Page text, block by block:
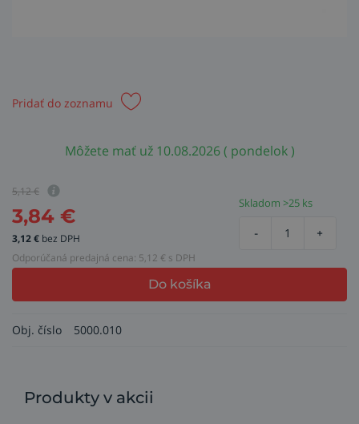
Pridať do zoznamu
Môžete mať už 10.08.2026 ( pondelok )
5,12€
3,84 €
3,12€ bez DPH
Odporúčaná predajná cena: 5,12 € s DPH
Skladom >25 ks
- +
Do košíka
Obj. číslo 5000.010
Produkty v akcii